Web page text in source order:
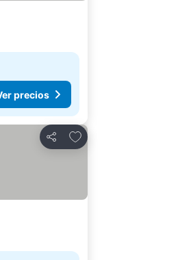
precios
Compartir
Agregar a favoritos